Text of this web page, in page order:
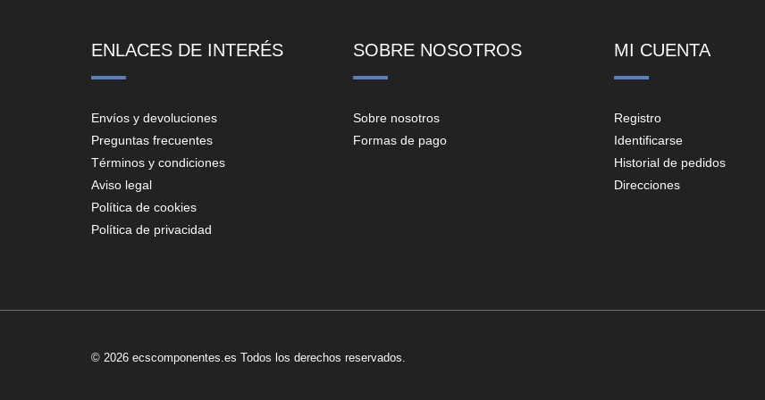
ENLACES DE INTERÉS
Envíos y devoluciones
Preguntas frecuentes
Términos y condiciones
Aviso legal
Política de cookies
Política de privacidad
SOBRE NOSOTROS
Sobre nosotros
Formas de pago
MI CUENTA
Registro
Identificarse
Historial de pedidos
Direcciones
© 2026 ecscomponentes.es Todos los derechos reservados.